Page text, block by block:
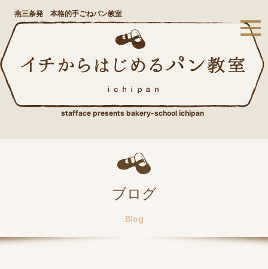
燕三条発 本格的手ごねパン教室
stafface presents bakery-school ichipan
ブログ
Blog